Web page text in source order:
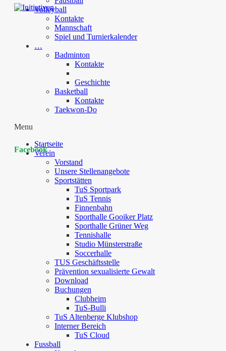
Volleyball
Kontakte
Mannschaft
Spiel und Turnierkalender
…
Badminton
Kontakte
Geschichte
Basketball
Kontakte
Taekwon-Do
Menu
Startseite
Verein
Vorstand
Unsere Stellenangebote
Sportstätten
TuS Sportpark
TuS Tennis
Finnenbahn
Sporthalle Gooiker Platz
Sporthalle Grüner Weg
Tennishalle
Studio Münsterstraße
Soccerhalle
TUS Geschäftsstelle
Prävention sexualisierte Gewalt
Download
Buchungen
Clubheim
TuS-Bulli
TuS Altenberge Klubshop
Interner Bereich
TuS Cloud
Fussball
Facebook